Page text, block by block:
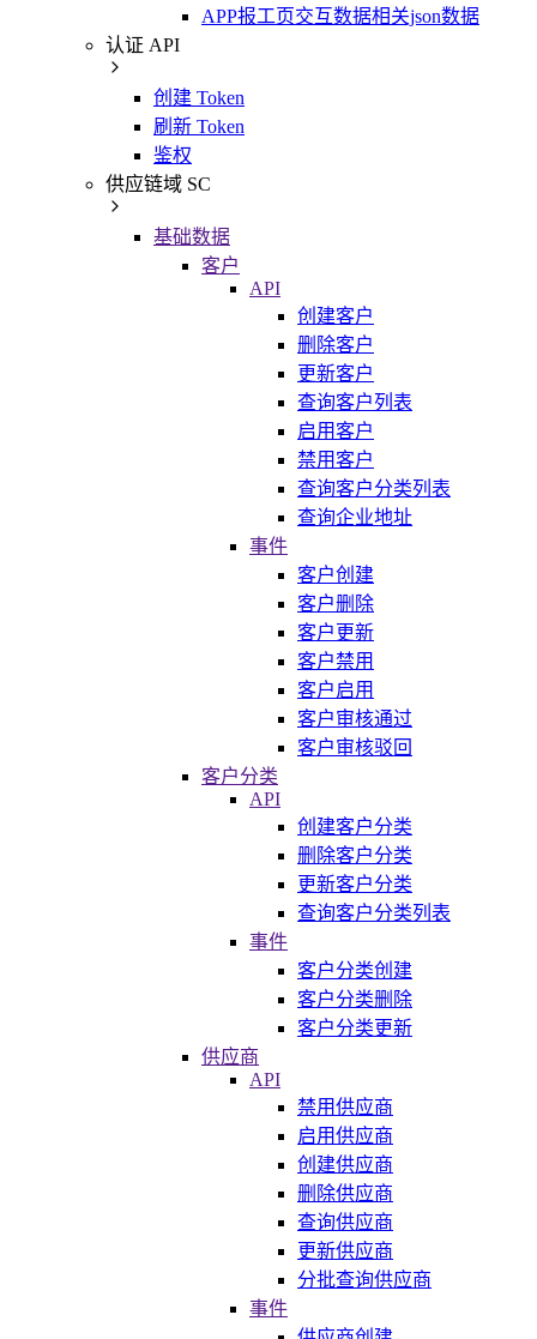
APP报工页交互数据相关json数据
认证 API
创建 Token
刷新 Token
鉴权
供应链域 SC
基础数据
客户
API
创建客户
删除客户
更新客户
查询客户列表
启用客户
禁用客户
查询客户分类列表
查询企业地址
事件
客户创建
客户删除
客户更新
客户禁用
客户启用
客户审核通过
客户审核驳回
客户分类
API
创建客户分类
删除客户分类
更新客户分类
查询客户分类列表
事件
客户分类创建
客户分类删除
客户分类更新
供应商
API
禁用供应商
启用供应商
创建供应商
删除供应商
查询供应商
更新供应商
分批查询供应商
事件